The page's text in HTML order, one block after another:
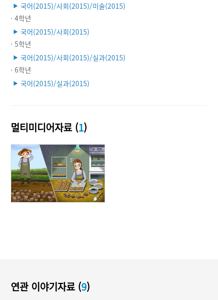
▶ 국어(2015)/사회(2015)/미술(2015)
· 4학년
▶ 국어(2015)/사회(2015)
· 5학년
▶ 국어(2015)/사회(2015)/실과(2015)
· 6학년
▶ 국어(2015)/실과(2015)
멀티미디어자료 (1)
연관 이야기자료 (9)